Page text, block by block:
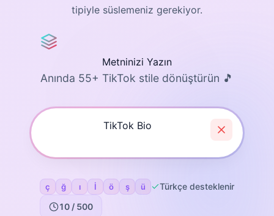
tipiyle süslemeniz gerekiyor.
Metninizi Yazın
Anında 55+ TikTok stile dönüştürün 🎵
ç ğ ı İ ö ş ü
Türkçe desteklenir
10 / 500